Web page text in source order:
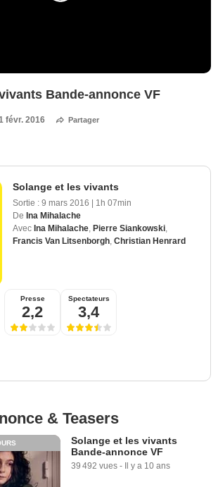
Bande-annonce VF
févr. 2016 Partager
Solange et les vivants
Sortie : 9 mars 2016 | 1h 07min
De Ina Mihalache
Avec Ina Mihalache Pierre Siankowski
Francis Van Litsenborgh Christian Henrard
Presse
2,2
Spectateurs
3,4
& Teasers
Solange et les vivants
Bande-annonce VF
39 492 vues - Il y a 10 ans